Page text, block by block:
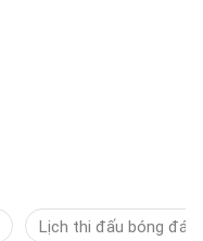
Lịch thi đấu bóng đá